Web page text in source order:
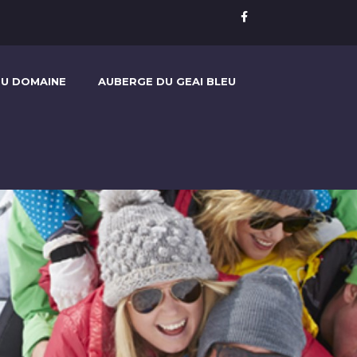
DOMAINE AUBERGE DU GEAI BLEU